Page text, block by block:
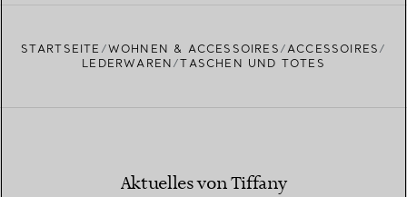
STARTSEITE WOHNEN & ACCESSOIRES
ACCESSOIRES
LEDERWAREN
TASCHEN UND TOTES
Aktuelles von Tiffany